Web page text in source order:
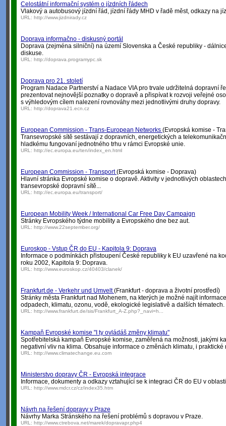
Celostátní informační systém o jízdních řádech
Vlakový a autobusový jízdní řád, jízdní řády MHD v řadě měst, odkazy na
URL: http://www.jizdnirady.cz
Doprava informačno - diskusný portál
Doprava (zejména silniční) na území Slovenska a České republiky -
diskuse.
URL: http://doprava.programypc.sk
Doprava pro 21. století
Program Nadace Partnerství a Nadace VIA pro trvale udržitelná dopravní
prezentovat nejnovější poznatky o dopravě a přispívat k rozvoji veřejné
s výhledovým cílem nalezení rovnováhy mezi jednotlivými druhy dopravy.
URL: http://doprava21.ecn.cz
European Commission - Trans-European Networks (Evropská komise -
Transevropské sítě sestávají z dopravních, energetických a
hladkému fungovaní jednotného trhu v rámci Evropské unie.
URL: http://ec.europa.eu/ten/index_en.html
European Commission - Transport(Evropská komise - Doprava)
Hlavní stránka Evropské komise o dopravě. Aktivity v jednotlivých
transevropské dopravní sítě...
URL: http://ec.europa.eu/transport/
European Mobility Week / International Car Free Day Campaign
Stránky Evropského týdne mobility a Evropského dne bez aut.
URL: http://www.22september.org/
Euroskop - Vstup ČR do EU - Kapitola 9: Doprava
Informace o podmínkách přistoupení České republiky k EU uzavřené na
roku 2002, Kapitola 9: Doprava.
URL: http://www.euroskop.cz/40403/clanek/
Frankfurt.de - Verkehr und Umvelt(Frankfurt - doprava a životní prostředí)
Stránky města Frankfurt nad Mohenem, na kterých je možné najít
odpadech, klimatu, ozonu, vodě, ekologické legislativě a dalších tématech.
URL: http://www.frankfurt.de/sis/Frankfurt_A-Z.php?_navi=h...
Kampaň Evropské komise "I ty ovládáš změny klimatu"
Spotřebitelská kampaň Evropské komise, zaměřená na možnosti, jakými
negativní vliv na klima. Obsahuje informace o změnách klimatu, i
URL: http://www.climatechange.eu.com
Ministerstvo dopravy ČR - Evropská integrace
Informace, dokumenty a odkazy vztahující se k integraci ČR do EU v
URL: http://www.mdcr.cz/cz/index35.htm
Návrh na řešení dopravy v Praze
Návrhy Marka Stránského na řešení problémů s dopravou v Praze.
URL: http://www.ctrebova.net/marek/dopravapr.php4